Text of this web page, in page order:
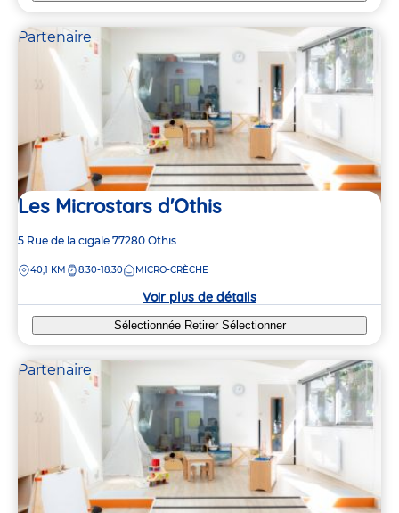
Partenaire
Les Microstars d'Othis
Adresse
la
5 Rue de la cigale 77280 Othis
DISTANCE
40,1 KM 8:30-18:30 MICRO-CRÈCHE
Voir plus de détails
Sélectionnée Retirer Sélectionner
Partenaire